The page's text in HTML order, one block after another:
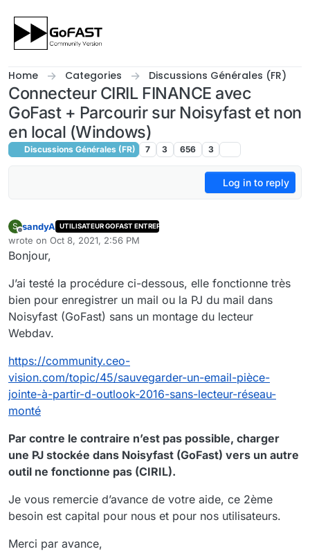
Home Categories Discussions Générales (FR)
Connecteur CIRIL FINANCE avec
GoFast + Parcourir sur Noisyfast et non
en local (Windows)
Discussions Générales (FR) 7 3 656 3
Log in to reply
S
Offline
sandyA UTILISATEUR GOFAST ENTREPRISE
wrote on Oct 8, 2021, 2:56 PM
last edited by
Bonjour,
J’ai testé la procédure ci-dessous, elle fonctionne très
bien pour enregistrer un mail ou la PJ du mail dans
Noisyfast (GoFast) sans un montage du lecteur
Webdav.
https://community.ceo-
vision.com/topic/45/sauvegarder-un-email-pièce-
jointe-à-partir-d-outlook-2016-sans-lecteur-réseau-
monté
Par contre le contraire n’est pas possible, charger
une PJ stockée dans Noisyfast (GoFast) vers un autre
outil ne fonctionne pas (CIRIL).
Je vous remercie d’avance de votre aide, ce 2ème
besoin est capital pour nous et pour nos utilisateurs.
Merci par avance,